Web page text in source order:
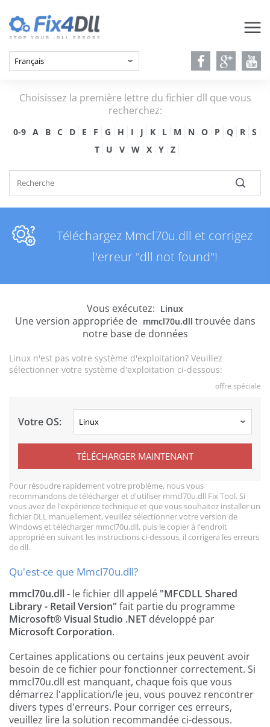
Choisissez la première lettre du fichier dll que vous
recherchez:
0-9 A B C D E F G H I J K L M N O P Q R
S
T
U V W X Y Z
Téléchargez Mmcl70u.dll et corrigez
l'erreur "dll not found"!
Vous exécutez: Linux
Une version appropriée de mmcl70u.dll trouvée dans
notre base de données
Linux n'est pas votre système d'exploitation? Veuillez
sélectionner votre système d'exploitation ci-dessous:
offre spéciale
Votre OS:
TÉLÉCHARGER MAINTENANT
Pour résoudre rapidement votre problème, nous vous
recommandons de télécharger et d'utiliser mmcl70u.dll Fix Tool. Si
vous avez de l'expérience technique et que vous souhaitez installer un
fichier DLL manuellement, veuillez sélectionner votre version de
Windows et télécharger mmcl70u.dll, puis le copier à l'endroit
approprié en suivant les instructions ci-dessous, il corrigera les erreurs
de dll.
Qu'est-ce que Mmcl70u.dll?
mmcl70u.dll- le fichier dll appelé "MFCDLL Shared
Library - Retail Version" fait partie du programme
Microsoft® Visual Studio .NET développé par
Microsoft Corporation.
Certaines applications ou certains jeux peuvent avoir
besoin de ce fichier pour fonctionner correctement. Si
mmcl70u.dll est manquant, chaque fois que vous
démarrez l'application/le jeu, vous pouvez rencontrer
divers types d'erreurs. Pour corriger ces erreurs,
veuillez lire la solution recommandée ci-dessous.